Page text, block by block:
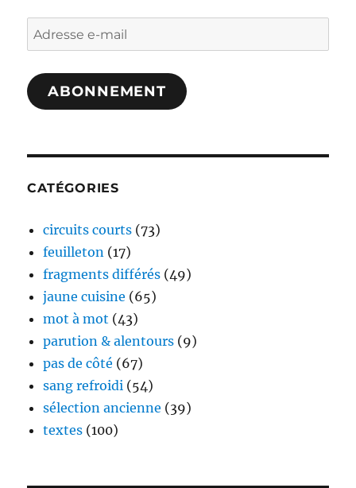
Adresse
e-
mail
ABONNEMENT
CATÉGORIES
circuits courts (73)
feuilleton (17)
fragments différés (49)
jaune cuisine (65)
mot à mot (43)
parution & alentours (9)
pas de côté (67)
sang refroidi (54)
sélection ancienne (39)
textes (100)